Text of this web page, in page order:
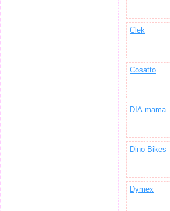
Clek
Cosatto
DIA-mama
Dino Bikes
Dymex